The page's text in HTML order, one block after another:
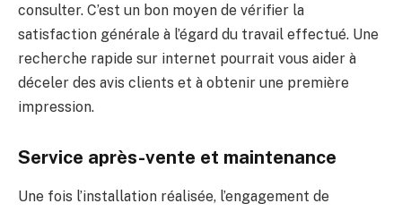
consulter. C’est un bon moyen de vérifier la
satisfaction générale à l’égard du travail effectué. Une
recherche rapide sur internet pourrait vous aider à
déceler des avis clients et à obtenir une première
impression.
Service après-vente et maintenance
Une fois l’installation réalisée, l’engagement de